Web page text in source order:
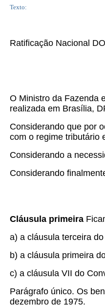
Texto:
Ratificação Nacional
O Ministro da Fazenda
realizada em Brasília,
Considerando que por
com o regime tributário
Considerando a
Considerando
Cláusula primeira
a) a cláusula terceira
b) a cláusula primeira
c) a cláusula VII do
Parágrafo único. Os
dezembro de 1975.